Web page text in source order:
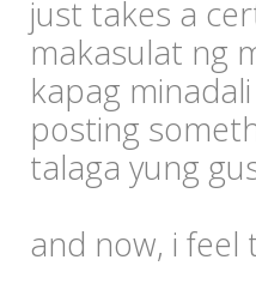
just takes a
makasulat ng
kapag
posting
talaga yung
and now, i feel